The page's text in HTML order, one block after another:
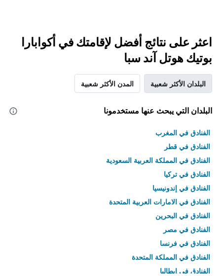
اعثر على نتائج أفضل لإقامتك في أكوابارا
بوتيك هوتل آند سبا
البلدان الأكثر شعبية المدن الأكثر شعبية
البلدان التي يبحث عنها مستخدمونا
الفنادق في المغرب
الفنادق في قطر
الفنادق في المملكة العربية السعودية
الفنادق في تركيا
الفنادق في إندونيسيا
الفنادق في الامارات العربية المتحدة
الفنادق في البحرين
الفنادق في مصر
الفنادق في فرنسا
الفنادق في المملكة المتحدة
الفنادق في إيطاليا